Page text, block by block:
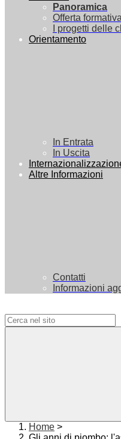
Panoramica
Offerta formativa
I progetti delle
Orientamento
In Entrata
In Uscita
Altre Informazioni
Contatti
Informazioni
Home >